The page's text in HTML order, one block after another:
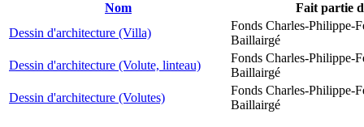
Nom
Fait partie
Dessin d'architecture (Villa)
Fonds Charles-Philippe-
Baillairgé
Dessin d'architecture (Volute, linteau)
Fonds Charles-Philippe-
Baillairgé
Dessin d'architecture (Volutes)
Fonds Charles-Philippe-
Baillairgé